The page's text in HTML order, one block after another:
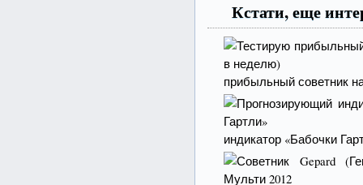
Кстати, еще
прибыльный советник
индикатор «Бабочки